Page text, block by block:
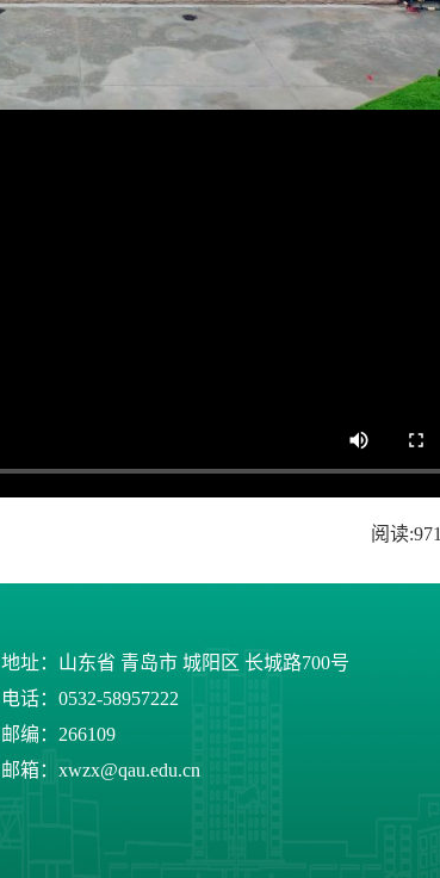
阅读:971
地址：山东省 青岛市 城阳区 长城路700号
电话：0532-58957222
邮编：266109
邮箱：xwzx@qau.edu.cn